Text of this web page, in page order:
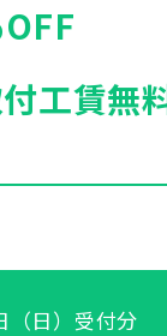
工賃無
（日）受付分